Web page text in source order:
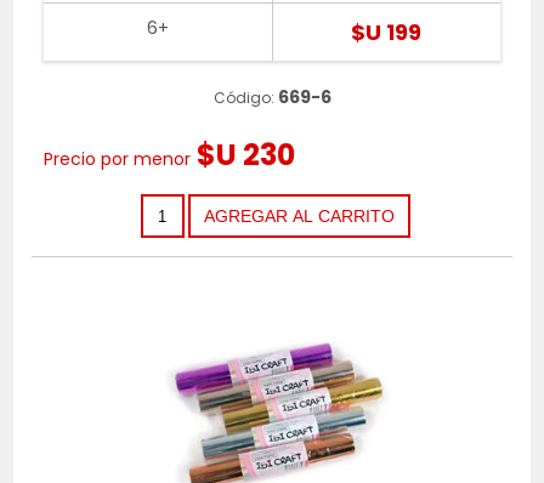
6+ $U 199
Código: 669-6
Precio por menor $U 230